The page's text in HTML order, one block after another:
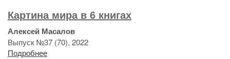
Картина мира в 6 книгах
Алексей Масалов
Выпуск №37 (70), 2022
Подробнее